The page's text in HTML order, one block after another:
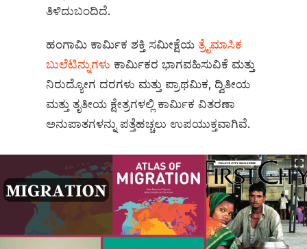
ತಿಳಿದುಬಂದಿದೆ.
ಹಂಗಾಮಿ ಕಾರ್ಮಿಕ ಶಕ್ತಿ ಸಮೀಕ್ಷೆಯತ್ರೈಮಾಸಿಕ
ಬುಲೆಟಿನ್ನುಗಳು ಕಾರ್ಮಿಕರ ಭಾಗವಹಿಸುವಿಕೆ ಮತ್ತು
ನಿರುದ್ಯೋಗ ದರಗಳು ಮತ್ತು ಪ್ರಾಥಮಿಕ, ದ್ವಿತೀಯ
ಮತ್ತು ತೃತೀಯ ಕ್ಷೇತ್ರಗಳಲ್ಲಿ ಕಾರ್ಮಿಕ ವಿತರಣಾ
ಅನುಪಾತಗಳನ್ನು ಪತ್ತೆಹಚ್ಚಲು ಉಪಯುಕ್ತವಾಗಿವೆ.